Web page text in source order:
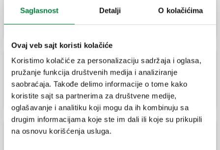
Saglasnost Detalji O kolačićima
Ovaj veb sajt koristi kolačiće
Koristimo kolačiće za personalizaciju sadržaja i oglasa,
pružanje funkcija društvenih medija i analiziranje
saobraćaja. Takođe delimo informacije o tome kako
koristite sajt sa partnerima za društvene medije,
oglašavanje i analitiku koji mogu da ih kombinuju sa
drugim informacijama koje ste im dali ili koje su prikupili
na osnovu korišćenja usluga.
mogućnošću montaže termostatske ili
elektrotermičke glave.
DYNAMICAL, Prav dinamički termostatski
radijatorski ventil sa mogućnošću montaže
termostatske ili elektrotermičke glave.